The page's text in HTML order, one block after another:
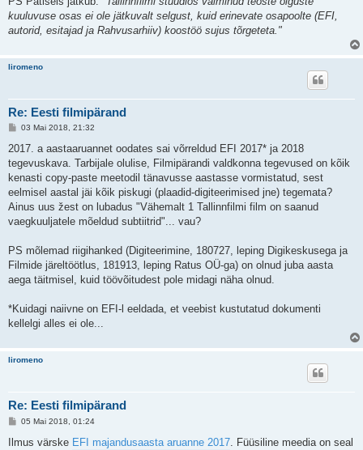
kuuluvuse osas ei ole jätkuvalt selgust, kuid erinevate osapoolte (EFI,
autorid, esitajad ja Rahvusarhiiv) koostöö sujus tõrgeteta."
liromeno
Re: Eesti filmipärand
P
s
i
t
s
03 Mai 2018, 21:32
2017. a aastaaruannet oodates sai võrreldud EFI 2017* ja 2018
tegevuskava. Tarbijale olulise, Filmipärandi valdkonna tegevused on kõik
kenasti copy-paste meetodil tänavusse aastasse vormistatud, sest
eelmisel aastal jäi kõik piskugi (plaadid-digiteerimised jne) tegemata?
Ainus uus žest on lubadus "Vähemalt 1 Tallinnfilmi film on saanud
vaegkuuljatele mõeldud subtiitrid"... vau?
PS mõlemad riigihanked (Digiteerimine, 180727, leping Digikeskusega ja
Filmide järeltöötlus, 181913, leping Ratus OÜ-ga) on olnud juba aasta
aega täitmisel, kuid töövõitudest pole midagi näha olnud.
*Kuidagi naiivne on EFI-l eeldada, et veebist kustutatud dokumenti
kellelgi alles ei ole...
liromeno
Re: Eesti filmipärand
P
s
05 Mai 2018, 01:24
Ilmus värske EFI majandusaasta aruanne 2017 . Füüsiline meedia on seal